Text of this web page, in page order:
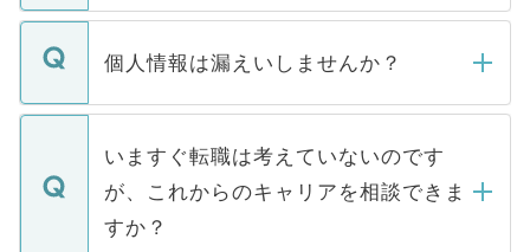
ません。
■応募殺到を避けるため 人気のある医療機
関を公にしてしまうと、応募が殺到する場
に、医療機関が求める条件に合った人材の
みを人材紹介会社に依頼するケースが増え
ています。
転職・入職を強要することは一切ありませ
ん。また、仮に応募先から内定をいただい
定を承諾する必要はありません。内定先へ
の辞退の連絡はキャリアパートナーが行い
ますので、ご安心ください。
個人情報は漏えいしませんか？
個人情報が漏えいすることはありませんの
で、ご安心ください。当サイトからの登録
などで収集したご登録者様の個人情報は、
ご本人のキャリアアップおよび転職活動の
支援を目的に使用いたします。お預かりし
いますぐ転職は考えていないのです
が、これからのキャリアを相談できま
すか？